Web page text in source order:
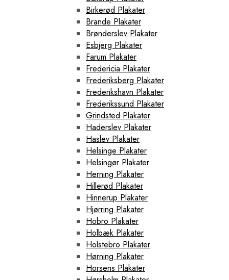
Birkerød Plakater
Brande Plakater
Brønderslev Plakater
Esbjerg Plakater
Farum Plakater
Fredericia Plakater
Frederiksberg Plakater
Frederikshavn Plakater
Frederikssund Plakater
Grindsted Plakater
Haderslev Plakater
Haslev Plakater
Helsinge Plakater
Helsingør Plakater
Herning Plakater
Hillerød Plakater
Hinnerup Plakater
Hjørring Plakater
Hobro Plakater
Holbæk Plakater
Holstebro Plakater
Hørning Plakater
Horsens Plakater